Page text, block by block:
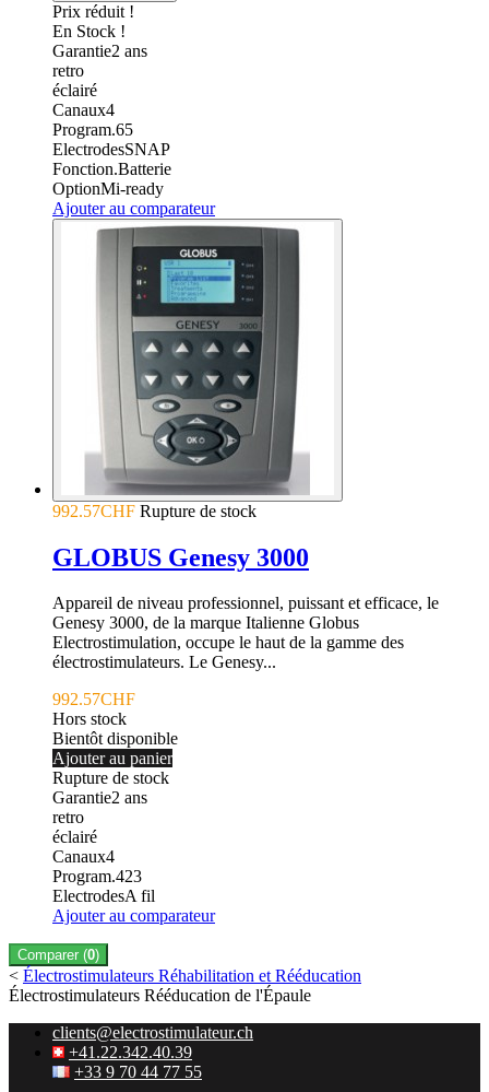
Prix réduit !
En Stock !
Garantie2 ans
retro
éclairé
Canaux4
Program.65
ElectrodesSNAP
Fonction.Batterie
OptionMi-ready
Ajouter au comparateur
992.57CHF Rupture de stock
GLOBUS Genesy 3000
Appareil de niveau professionnel, puissant et efficace, le
Genesy 3000, de la marque Italienne Globus
Electrostimulation, occupe le haut de la gamme des
électrostimulateurs. Le Genesy...
992.57CHF
Hors stock
Bientôt disponible
Ajouter au panier
Rupture de stock
Garantie2 ans
retro
éclairé
Canaux4
Program.423
ElectrodesA fil
Ajouter au comparateur
Comparer (0)
< Électrostimulateurs Réhabilitation et Rééducation
Électrostimulateurs Rééducation de l'Épaule
clients@electrostimulateur.ch
+41.22.342.40.39
+33 9 70 44 77 55